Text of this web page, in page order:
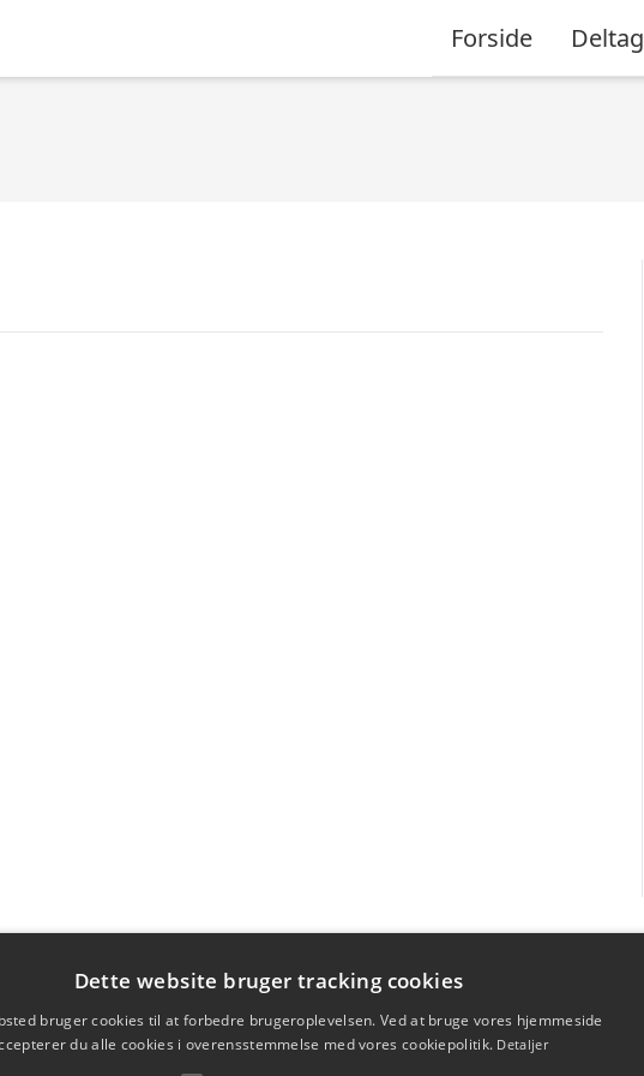
Forside
Dette website bruger tracking cookies
bruger cookies til at forbedre brugeroplevelsen. Ved at bruge vores hjemmeside
du alle cookies i overensstemmelse med vores cookiepolitik. Detaljer